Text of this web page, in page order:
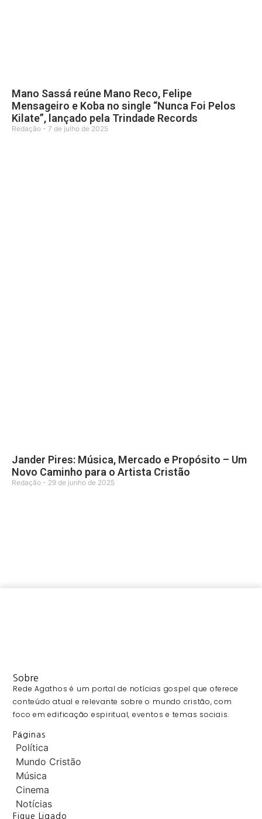
Mano Sassá reúne Mano Reco, Felipe
Mensageiro e Koba no single “Nunca Foi Pelos
Kilate”, lançado pela Trindade Records
Redação 7 de julho de 2025
Jander Pires: Música, Mercado e Propósito – Um
Novo Caminho para o Artista Cristão
Redação 29 de junho de 2025
Sobre
Rede Agathos é um portal de notícias gospel que oferece
conteúdo atual e relevante sobre o mundo cristão, com
foco em edificação espiritual, eventos e temas sociais.
Páginas
Política
Mundo Cristão
Música
Cinema
Notícias
Fique Ligado